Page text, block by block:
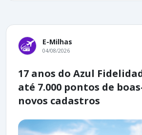
E-Milhas
04/08/2026
17 anos do Azul
até 7.000 pontos de
novos cadastros